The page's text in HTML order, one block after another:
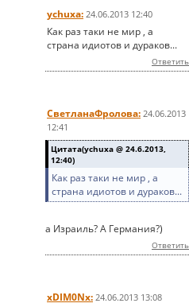
ychuxa: 24.06.2013 12:40
Как раз таки не мир , а
страна идиотов и дураков...
Ответить
СветланаФролова: 24.06.2013
12:41
Цитата(ychuxa @ 24.6.2013,
12:40)
Как раз таки не мир , а
страна идиотов и дураков...
а Израиль? А Германия?)
Ответить
xDIM0Nx: 24.06.2013 13:08